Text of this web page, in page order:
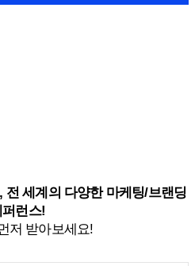
전 세계의 다양한 마케팅/브랜딩
퍼런스!
저 받아보세요!